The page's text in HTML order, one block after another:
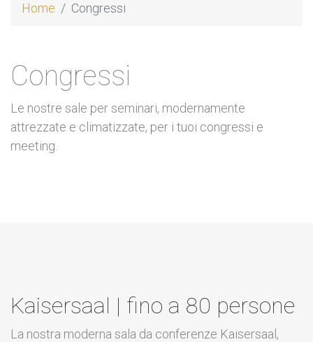
Home Congressi
Congressi
Le nostre sale per seminari, modernamente
attrezzate e climatizzate, per i tuoi congressi e
meeting.
Kaisersaal | fino a 80 persone
La nostra moderna sala da conferenze Kaisersaal,